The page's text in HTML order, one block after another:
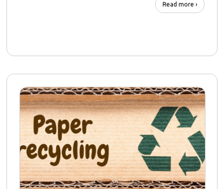
Read more ›